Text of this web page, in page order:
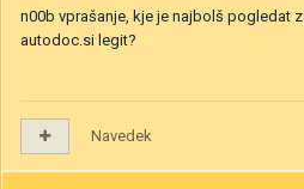
n00b vprašanje, kje je najbolš pogledat
autodoc.si legit?
Navedek